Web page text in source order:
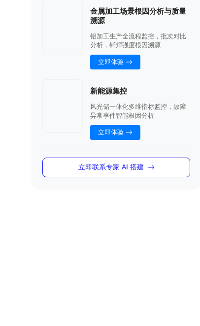
金属加工场景根因分析与质量
溯源
铝加工生产全流程监控，批次对比
分析，钎焊强度根因溯源
立即体验
新能源集控
风光储一体化多维指标监控，故障
异常事件智能根因分析
立即体验
立即联系专家 AI 搭建